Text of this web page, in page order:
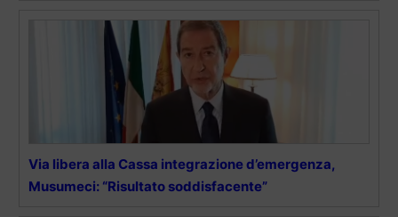
Via libera alla Cassa integrazione d’emergenza,
Musumeci: “Risultato soddisfacente”